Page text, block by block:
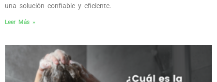
una solución confiable y eficiente.
Leer Más »